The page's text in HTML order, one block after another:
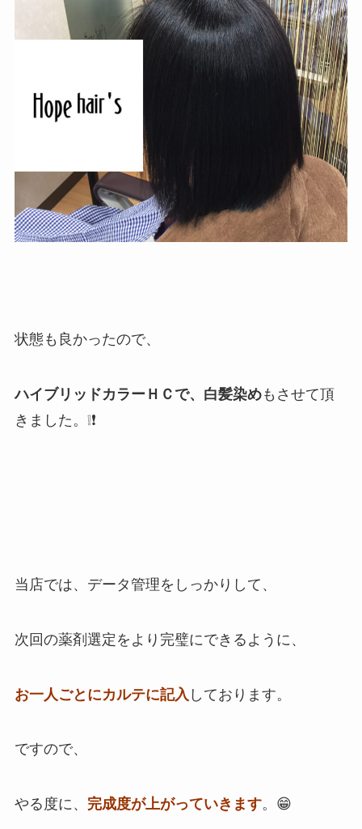
状態も良かったので、
ハイブリッドカラーＨＣで、白髪染めもさせて頂
きました。❕❗
当店では、データ管理をしっかりして、
次回の薬剤選定をより完璧にできるように、
お一人ごとにカルテに記入 しております。
ですので、
やる度に、 完成度が上がっていきます。😁